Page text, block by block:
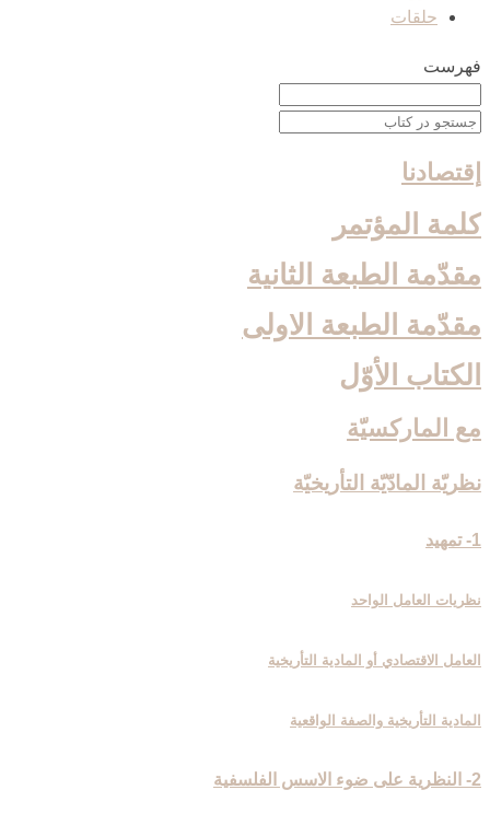
حلقات
فهرست
إقتصادنا
كلمة المؤتمر
مقدّمة الطبعة الثانية
مقدّمة الطبعة الاولى‏
الكتاب الأوّل‏
مع الماركسيّة
نظريّة المادّيّة التأريخيّة
1- تمهيد
نظريات العامل الواحد
العامل الاقتصادي أو المادية التأريخية
المادية التأريخية والصفة الواقعية
2- النظرية على ضوء الاسس الفلسفية